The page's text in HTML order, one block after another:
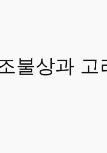
불상과 고